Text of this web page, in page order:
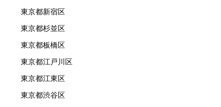
東京都新宿区
東京都杉並区
東京都板橋区
東京都江戸川区
東京都江東区
東京都渋谷区